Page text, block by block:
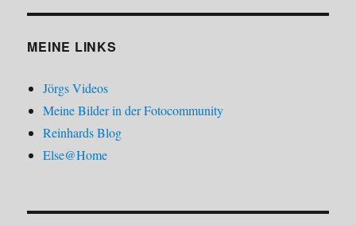
MEINE LINKS
Jörgs Videos
Meine Bilder in der Fotocommunity
Reinhards Blog
Else@Home